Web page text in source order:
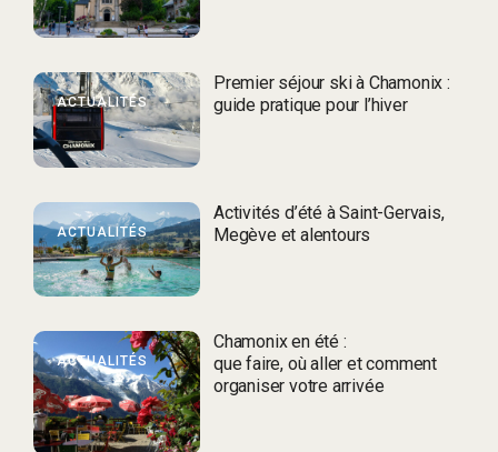
ACTUALITÉS
Premier séjour ski à Chamonix :
guide pratique pour l’hiver
ACTUALITÉS
Activités d’été à Saint-Gervais,
Megève et alentours
ACTUALITÉS
Chamonix en été :
que faire, où aller et comment
organiser votre arrivée